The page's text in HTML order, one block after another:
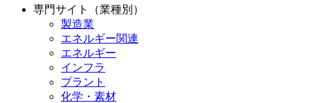
専門サイト（業種別）
製造業
エネルギー関連
エネルギー
インフラ
プラント
化学・素材